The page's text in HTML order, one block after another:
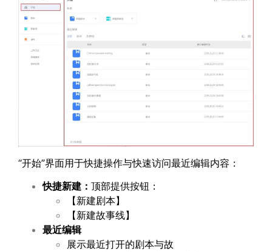
“开始”界面用于快捷操作与快速访问最近编辑内容：
快捷新建： 顶部提供按钮：
【新建剧本】
【新建故事线】
最近编辑
展示最近打开的剧本与故